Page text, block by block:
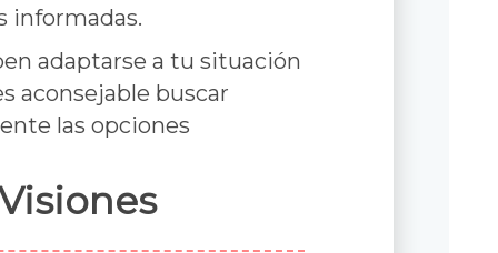
informadas.
adaptarse a tu situación
aconsejable buscar
las opciones